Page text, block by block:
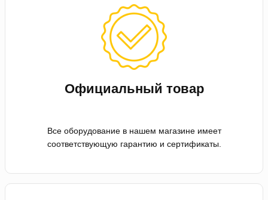
Официальный товар
Все оборудование в нашем магазине имеет
соответствующую гарантию и сертификаты.